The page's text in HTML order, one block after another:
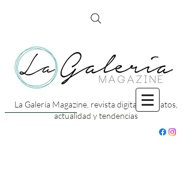
La Galería Magazine, revista digital con datos,
actualidad y tendencias